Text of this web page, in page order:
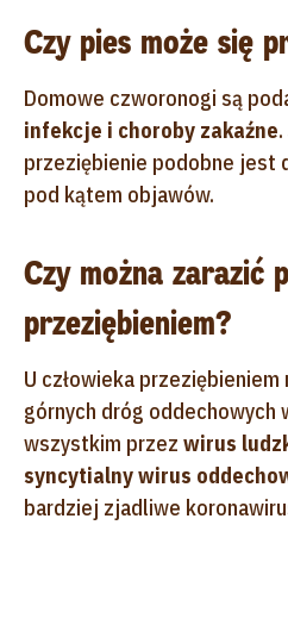
Czy pies może się
Domowe czworonogi są
infekcje i choroby zakaźne
przeziębienie podobne jest
pod kątem objawów.
Czy można zarazić
przeziębieniem?
U człowieka
górnych dróg oddechowych
wszystkim przez wirus
syncytialny wirus
bardziej zjadliwe